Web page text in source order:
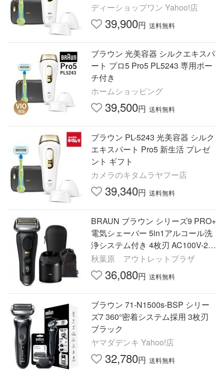
ディーショップワン Yahoo!店
39,900円 送料無料
ブラウン 光美容器 シルクエキスパ
ート プロ5 Pro5 PL5243 専用ポー
チ付き
ホームショッピング
39,500円 送料無料
ブラウン PL-5243 光美容器 シルク
エキスパート Pro5 新生活 プレゼ
ント ギフト
カメラのキタムラヤフー店
39,340円 送料無料
BRAUN ブラウン シリーズ9 PRO+
電気シェーバー 5in1アルコール洗
浄システム付き 4枚刃 AC100V-24
0V 9551CC-V
秋葉原 アウトレットプラザ
36,080円 送料無料
ブラウン 71-N1500s-BSP シリー
ズ7 360°密着システム採用 3枚刃
ブラック
ヤマダデンキ Yahoo!店
32,780円 送料無料